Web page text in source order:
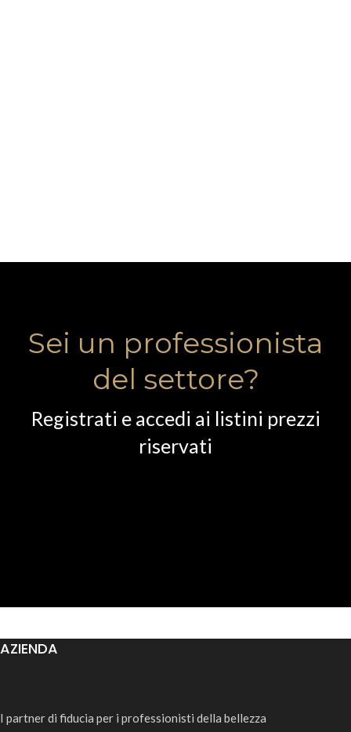
Sei un professionista
del settore?
Registrati e accedi ai listini prezzi
riservati
AZIENDA
I partner di fiducia per i professionisti della bellezza